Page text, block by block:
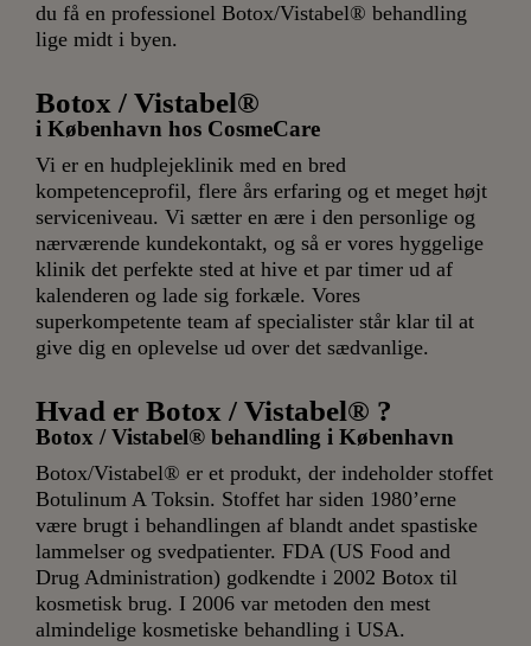
du få en professionel Botox/Vistabel® behandling
lige midt i byen.
Botox / Vistabel®
i København hos CosmeCare
Vi er en hudplejeklinik med en bred
kompetenceprofil, flere års erfaring og et meget højt
serviceniveau. Vi sætter en ære i den personlige og
nærværende kundekontakt, og så er vores hyggelige
klinik det perfekte sted at hive et par timer ud af
kalenderen og lade sig forkæle. Vores
superkompetente team af specialister står klar til at
give dig en oplevelse ud over det sædvanlige.
Hvad er Botox / Vistabel® ?
Botox / Vistabel® behandling i København
Botox/Vistabel® er et produkt, der indeholder stoffet
Botulinum A Toksin. Stoffet har siden 1980’erne
være brugt i behandlingen af blandt andet spastiske
lammelser og svedpatienter. FDA (US Food and
Drug Administration) godkendte i 2002 Botox til
kosmetisk brug. I 2006 var metoden den mest
almindelige kosmetiske behandling i USA.